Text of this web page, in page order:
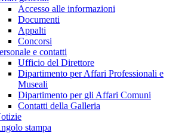
Accesso alle informazioni
Documenti
Appalti
Concorsi
e contatti
Ufficio del Direttore
Dipartimento per Affari Professionali e
Museali
Dipartimento per gli Affari Comuni
Contatti della Galleria
stampa